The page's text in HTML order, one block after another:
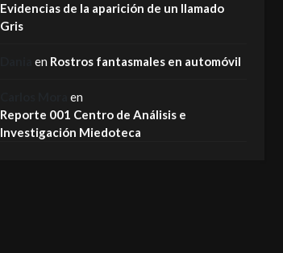
Evidencias de la aparición de un llamado
Gris
en Rostros fantasmales en automóvil
en
Reporte 001 Centro de Análisis e
Investigación Miedoteca